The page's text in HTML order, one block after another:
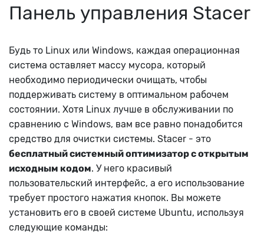
Панель управления Stacer
Будь то Linux или Windows, каждая операционная
система оставляет массу мусора, который
необходимо периодически очищать, чтобы
поддерживать систему в оптимальном рабочем
состоянии. Хотя Linux лучше в обслуживании по
сравнению с Windows, вам все равно понадобится
средство для очистки системы. Stacer - это
бесплатный системный оптимизатор с открытым
исходным кодом. У него красивый
пользовательский интерфейс, а его использование
требует простого нажатия кнопок. Вы можете
установить его в своей системе Ubuntu, используя
следующие команды: